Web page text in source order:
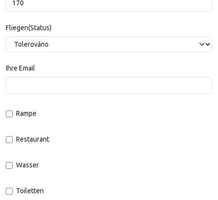
Fliegen(Status)
Ihre Email
Rampe
Restaurant
Wasser
Toiletten